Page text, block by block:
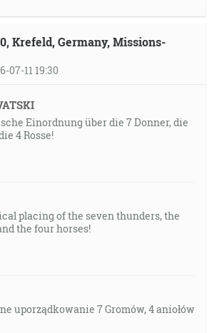
Krefeld, Germany, Missions-
07-11 19:30
Einordnung über die 7 Donner, die
4 Rosse!
placing of the seven thunders, the
the four horses!
uporządkowanie 7 Gromów, 4 aniołów